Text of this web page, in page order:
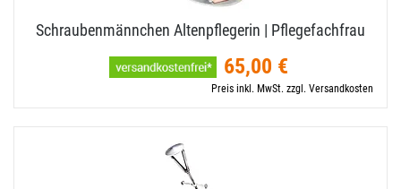
Schraubenmännchen Altenpflegerin | Pflegefachfrau
65,00 €
Preis inkl. MwSt. zzgl. Versandkosten